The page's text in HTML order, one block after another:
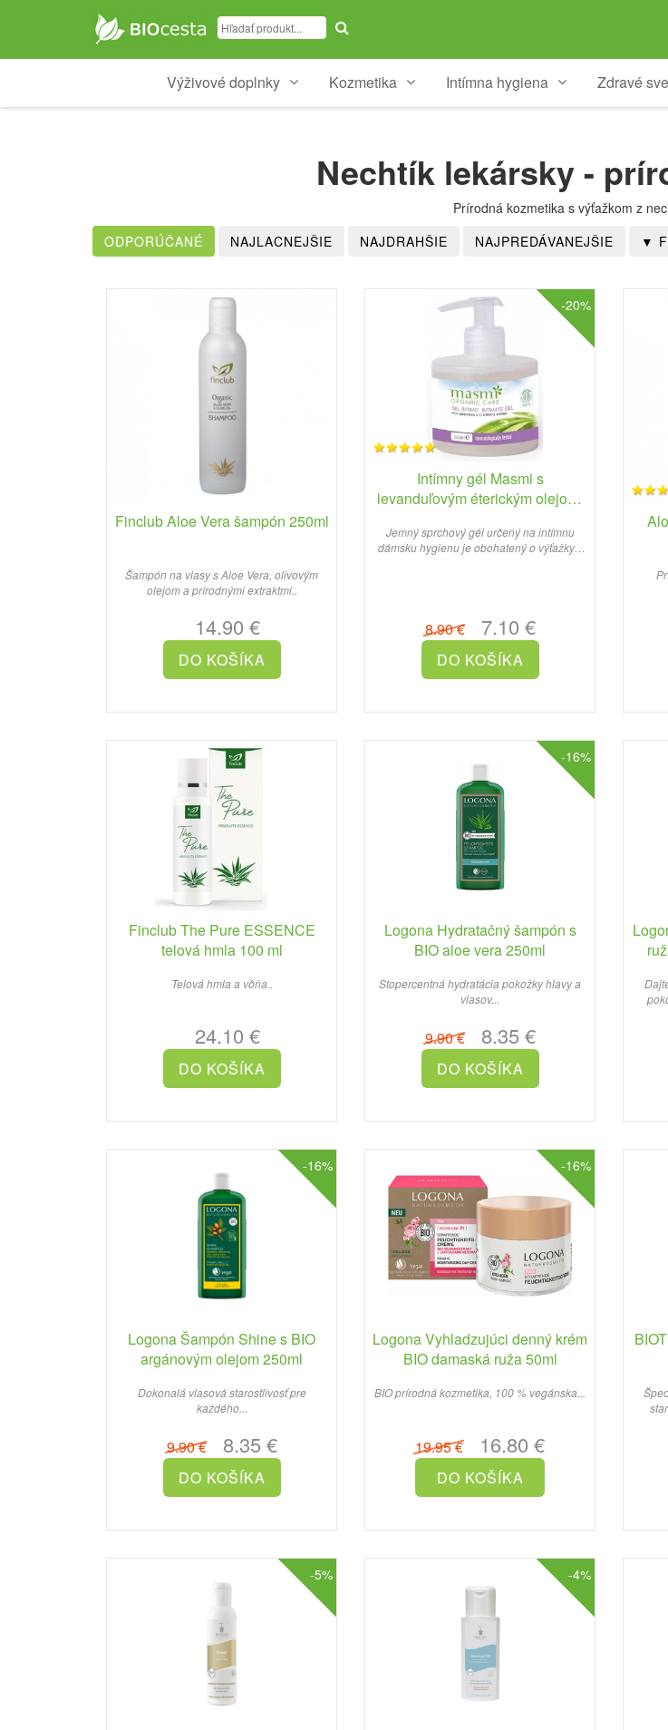
Výživové doplnky Kozmetika Intímna hygiena Zdravé
Nechtík lekársky -
Prírodná kozmetika s výťažkom z
Finclub Aloe Vera šampón 250ml
Šampón na vlasy s Aloe Vera, olivovým
olejom a prírodnými extraktmi..
14.90 €
-20%
Intímny gél Masmi s
levanduľovým éterickým olejom,
Jemný sprchový gél určený na intímnu
dámsku hygienu je obohatený o výťažky z
8.90 €7.10 €
Finclub The Pure ESSENCE
telová hmla 100 ml
Telová hmla a vôňa..
24.10 €
-16%
Logona Hydratačný šampón s
BIO aloe vera 250ml
Stopercentná hydratácia pokožky hlavy a
vlasov...
9.90 €8.35 €
-16%
Logona Šampón Shine s BIO
argánovým olejom 250ml
Dokonalá vlasová starostlivosť pre
každého...
9.90 €8.35 €
-16%
Logona Vyhladzujúci denný krém
BIO damaská ruža 50ml
BIO prírodná kozmetika, 100 % vegánska...
19.95 €16.80 €
-5% -4%